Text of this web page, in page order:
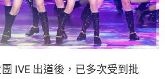
IVE 出道後，已多次受到批